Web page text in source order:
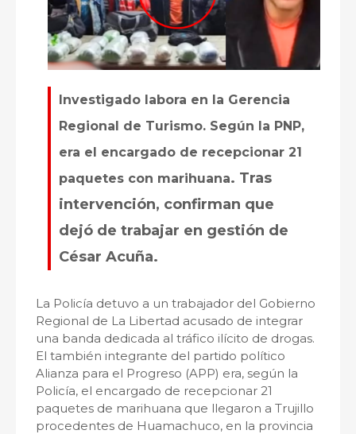
Investigado labora en la Gerencia
Regional de Turismo. Según la PNP,
era el encargado de recepcionar 21
paquetes con marihuana. Tras
intervención, confirman que
dejó de trabajar en gestión de
César Acuña.
La Policía detuvo a un trabajador del Gobierno
Regional de La Libertad acusado de integrar
una banda dedicada al tráfico ilícito de drogas.
El también integrante del partido político
Alianza para el Progreso (APP) era, según la
Policía, el encargado de recepcionar 21
paquetes de marihuana que llegaron a Trujillo
procedentes de Huamachuco, en la provincia